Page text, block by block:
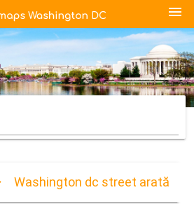
menu
Washington dc street arată